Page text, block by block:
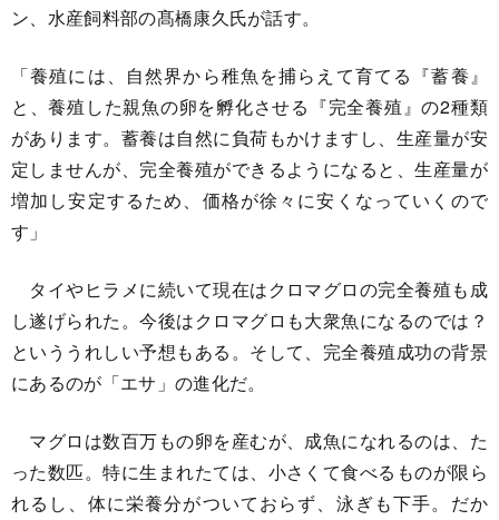
ン、水産飼料部の髙橋康久氏が話す。
「養殖には、自然界から稚魚を捕らえて育てる『蓄養』
と、養殖した親魚の卵を孵化させる『完全養殖』の2種類
があります。蓄養は自然に負荷もかけますし、生産量が安
定しませんが、完全養殖ができるようになると、生産量が
増加し安定するため、価格が徐々に安くなっていくので
す」
タイやヒラメに続いて現在はクロマグロの完全養殖も成
し遂げられた。今後はクロマグロも大衆魚になるのでは？
といううれしい予想もある。そして、完全養殖成功の背景
にあるのが「エサ」の進化だ。
マグロは数百万もの卵を産むが、成魚になれるのは、た
った数匹。特に生まれたては、小さくて食べるものが限ら
れるし、体に栄養分がついておらず、泳ぎも下手。だか